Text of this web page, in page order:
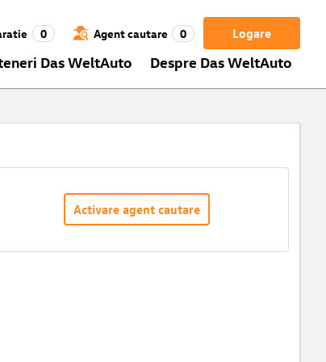
Logare
0 Agent cautare 0
Das WeltAuto Despre Das WeltAuto
Activare agent cautare